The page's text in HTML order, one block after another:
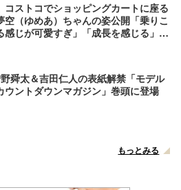
コストコでショッピングカートに座る
空（ゆめあ）ちゃんの姿公開「乗りこ
感じが可愛すぎ」「成長を感じる」の
舜太＆吉田仁人の表紙解禁「モデル
ウントダウンマガジン」巻頭に登場
もっとみる